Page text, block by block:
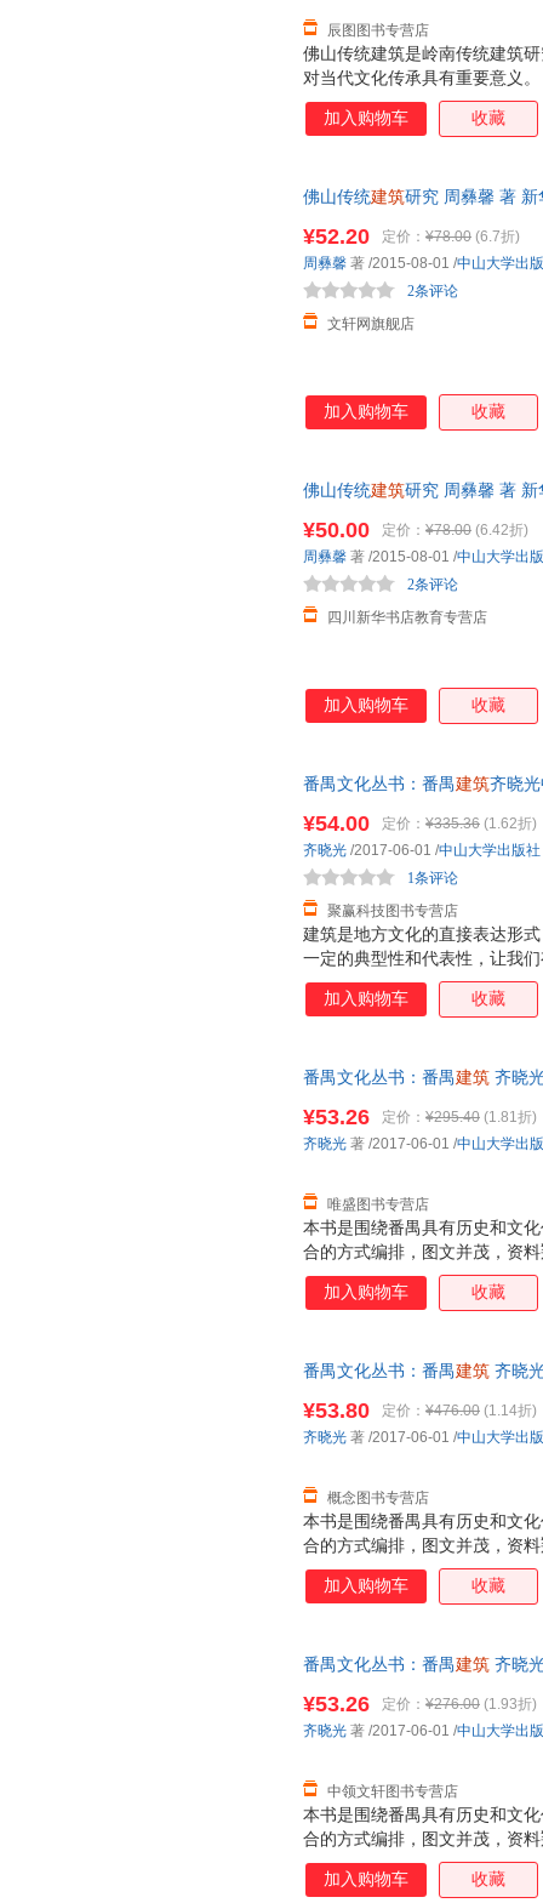
佛山传统建筑是岭南传统建筑
对当代文化传承具有重要意义
史文化背景、佛山传统建筑历
佛山传统建筑形制特色、佛山
辰图图书专营店
加入购物车 收藏
佛山传统建筑研究 周彝馨 著 新
¥52.20 定价： ¥78.00 (6.7折)
文轩网旗舰店
2条评论
周彝馨 著 /2015-08-01 /中山大学出
加入购物车 收藏
佛山传统建筑研究 周彝馨 著 新
¥50.00 定价： ¥78.00 (6.42折)
四川新华书店教育专营店
2条评论
周彝馨 著 /2015-08-01 /中山大学出
加入购物车 收藏
番禺文化丛书：番禺建筑齐晓光
建筑是地方文化的直接表达形
一定的典型性和代表性，让我
传统。
¥54.00 定价： ¥335.36 (1.62折)
聚赢科技图书专营店
1条评论
齐晓光 /2017-06-01 /中山大学出版社
加入购物车 收藏
番禺文化丛书：番禺建筑 齐晓
本书是围绕番禺具有历史和文
合的方式编排，图文并茂，资
研究有不小的裨益。 本书共分
街区，第二至第七章论述的依
解番禺建筑的历史风貌，而且
¥53.26 定价： ¥295.40 (1.81折)
唯盛图书专营店
齐晓光 著 /2017-06-01 /中山大学出
加入购物车 收藏
番禺文化丛书：番禺建筑 齐晓
本书是围绕番禺具有历史和文
合的方式编排，图文并茂，资
研究有不小的裨益。 本书共分
街区，第二至第七章论述的依
解番禺建筑的历史风貌，而且
¥53.80 定价： ¥476.00 (1.14折)
概念图书专营店
齐晓光 著 /2017-06-01 /中山大学出
加入购物车 收藏
番禺文化丛书：番禺建筑 齐晓
本书是围绕番禺具有历史和文
合的方式编排，图文并茂，资
研究有不小的裨益。 本书共分
街区，第二至第七章论述的依
¥53.26 定价： ¥276.00 (1.93折)
中领文轩图书专营店
齐晓光 著 /2017-06-01 /中山大学出
加入购物车 收藏